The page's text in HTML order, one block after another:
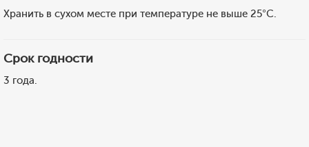
Хранить в сухом месте при температуре не выше 25°C.
Срок годности
3 года.